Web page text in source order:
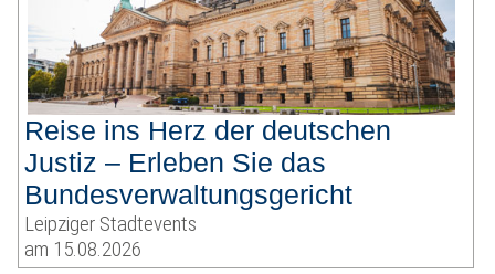
Reise ins Herz der deutschen
Justiz – Erleben Sie das
Bundesverwaltungsgericht
Leipziger Stadtevents
am 15.08.2026